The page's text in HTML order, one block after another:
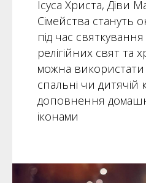
Ісуса Христа, Діви
Сімейства стануть
під час
релігійних свят та
можна використати
спальні чи дитячій
доповнення
іконами